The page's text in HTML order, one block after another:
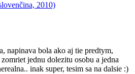
2010)
napinava bola ako aj tie predtym,
jednu dolezitu osobu a jedna
inak super, tesim sa na dalsie :)